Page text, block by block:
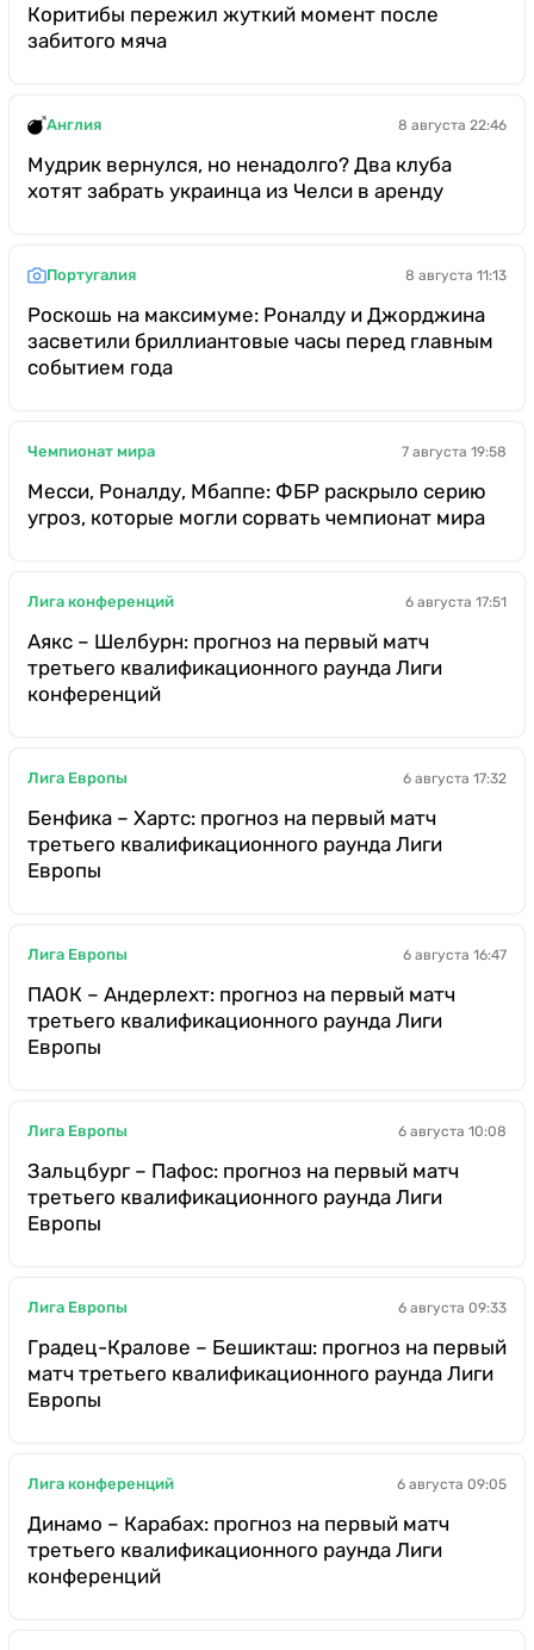
Коритибы пережил жуткий момент после
забитого мяча
Англия 8 августа 22:46
Мудрик вернулся, но ненадолго? Два клуба
хотят забрать украинца из Челси в аренду
Португалия 8 августа 11:13
Роскошь на максимуме: Роналду и Джорджина
засветили бриллиантовые часы перед главным
событием года
Чемпионат мира 7 августа 19:58
Месси, Роналду, Мбаппе: ФБР раскрыло серию
угроз, которые могли сорвать чемпионат мира
Лига конференций 6 августа 17:51
Аякс – Шелбурн: прогноз на первый матч
третьего квалификационного раунда Лиги
конференций
Лига Европы 6 августа 17:32
Бенфика – Хартс: прогноз на первый матч
третьего квалификационного раунда Лиги
Европы
Лига Европы 6 августа 16:47
ПАОК – Андерлехт: прогноз на первый матч
третьего квалификационного раунда Лиги
Европы
Лига Европы 6 августа 10:08
Зальцбург – Пафос: прогноз на первый матч
третьего квалификационного раунда Лиги
Европы
Лига Европы 6 августа 09:33
Градец-Кралове – Бешикташ: прогноз на первый
матч третьего квалификационного раунда Лиги
Европы
Лига конференций 6 августа 09:05
Динамо – Карабах: прогноз на первый матч
третьего квалификационного раунда Лиги
конференций